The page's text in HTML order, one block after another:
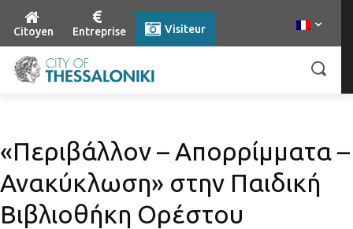
Citoyen Entreprise Visiteur
«Περιβάλλον – Απορρίμματα –
Ανακύκλωση» στην Παιδική
Βιβλιοθήκη Ορέστου